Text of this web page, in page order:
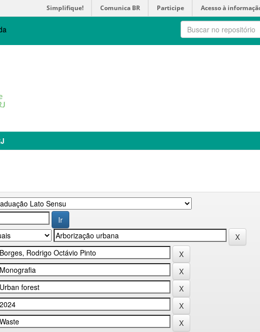
Simplifique! Comunica BR Participe Acesso à